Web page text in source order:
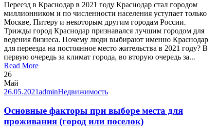
Переезд в Краснодар в 2021 году Краснодар стал городом
миллионником и по численности населения уступает только
Москве, Питеру и некоторым другим городам России.
Трижды город Краснодар признавался лучшим городом для
ведения бизнеса. Почему люди выбирают именно Краснодар
для переезда на постоянное место жительства в 2021 году? В
первую очередь за климат города, во вторую очередь за...
Read More
26
Май
26.05.2021adminНедвижимость
Основные факторы при выборе места для
проживания (город или поселок)